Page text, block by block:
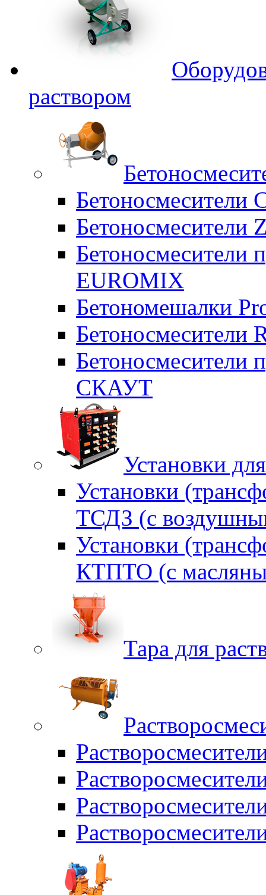
раствором
Бетоносмесители
Бетоносмесители
Бетоносмесители
EUROMIX
Бетономешалки
Бетоносмесители
Бетоносмесители
СКАУТ
Установки
Установки
ТСДЗ (c
Установки
КТПТО (c
Тара для